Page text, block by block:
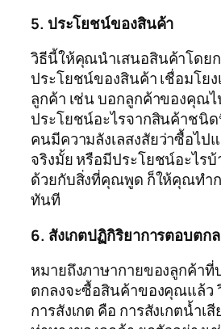
5. ประโยชน์ของสินค้า
วิธีนี้ให้คุณนำเสนอสินค้าโดย
ประโยชน์ของสินค้า เชื่อมโย
ลูกค้า เช่น บอกลูกค้าของคุณไ
ประโยชน์อะไรจากสินค้าชนิด
คนมีความลังเลสงสัยว่าซื้อไป
จริงมั้ย หรือมีประโยชน์อะไรบ้
ด้วยกับสิ่งที่คุณพูด ก็ให้คุณทำ
ทันที
6. สังเกตปฏิกิริยาการตอบตก
หมายถึงภาษากายของลูกค้าที่
ตกลงจะซื้อสินค้าของคุณแล้ว
การสังเกต คือ การสังเกตน้ำเ